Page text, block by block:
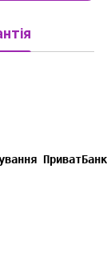
ПриватБанк